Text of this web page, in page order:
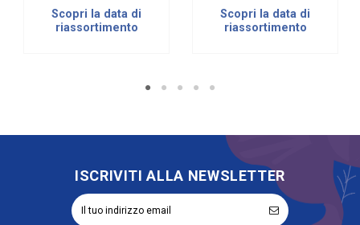
Scopri la data di
riassortimento
Scopri la data di
riassortimento
ISCRIVITI ALLA NEWSLETTER